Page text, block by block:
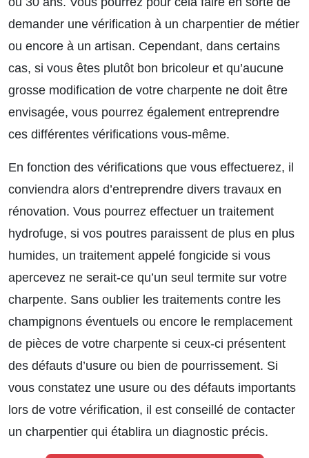
demander une vérification à un charpentier de métier
ou encore à un artisan. Cependant, dans certains
cas, si vous êtes plutôt bon bricoleur et qu’aucune
grosse modification de votre charpente ne doit être
envisagée, vous pourrez également entreprendre
ces différentes vérifications vous-même.
En fonction des vérifications que vous effectuerez, il
conviendra alors d’entreprendre divers travaux en
rénovation. Vous pourrez effectuer un traitement
hydrofuge, si vos poutres paraissent de plus en plus
humides, un traitement appelé fongicide si vous
apercevez ne serait-ce qu’un seul termite sur votre
charpente. Sans oublier les traitements contre les
champignons éventuels ou encore le remplacement
de pièces de votre charpente si ceux-ci présentent
des défauts d’usure ou bien de pourrissement. Si
vous constatez une usure ou des défauts importants
lors de votre vérification, il est conseillé de contacter
un charpentier qui établira un diagnostic précis.